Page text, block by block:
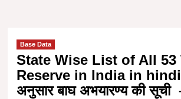
Base Data
State Wise List of All 53
Reserve in India in hindi
अनुसार बाघ अभयारण्य की सूची